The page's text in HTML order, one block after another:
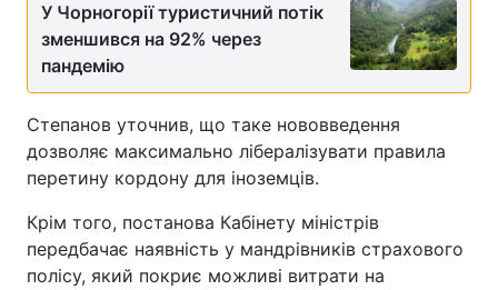
У Чорногорії туристичний потік
зменшився на 92% через
пандемію
Степанов уточнив, що таке нововведення
дозволяє максимально лібералізувати правила
перетину кордону для іноземців.
Крім того, постанова Кабінету міністрів
передбачає наявність у мандрівників страхового
полісу, який покриє можливі витрати на